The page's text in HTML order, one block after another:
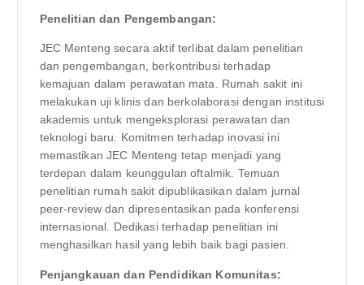
Penelitian dan Pengembangan:
JEC Menteng secara aktif terlibat dalam penelitian
dan pengembangan, berkontribusi terhadap
kemajuan dalam perawatan mata. Rumah sakit ini
melakukan uji klinis dan berkolaborasi dengan institusi
akademis untuk mengeksplorasi perawatan dan
teknologi baru. Komitmen terhadap inovasi ini
memastikan JEC Menteng tetap menjadi yang
terdepan dalam keunggulan oftalmik. Temuan
penelitian rumah sakit dipublikasikan dalam jurnal
peer-review dan dipresentasikan pada konferensi
internasional. Dedikasi terhadap penelitian ini
menghasilkan hasil yang lebih baik bagi pasien.
Penjangkauan dan Pendidikan Komunitas: